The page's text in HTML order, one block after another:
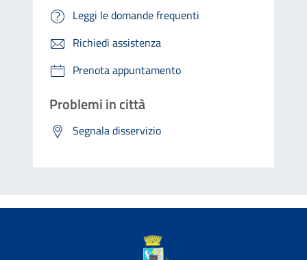
Leggi le domande frequenti
Richiedi assistenza
Prenota appuntamento
Problemi in città
Segnala disservizio